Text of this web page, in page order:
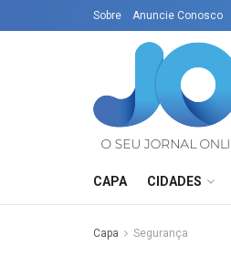
Sobre Anuncie Conosco
CAPA CIDADES
Capa Segurança